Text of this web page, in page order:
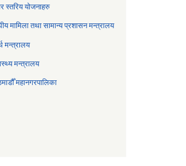
स्तरिय याेजनाहरु
मामिला तथा सामान्य प्रशासन मन्त्रालय
मन्त्रालय
मन्त्रालय
महानगरपालिका